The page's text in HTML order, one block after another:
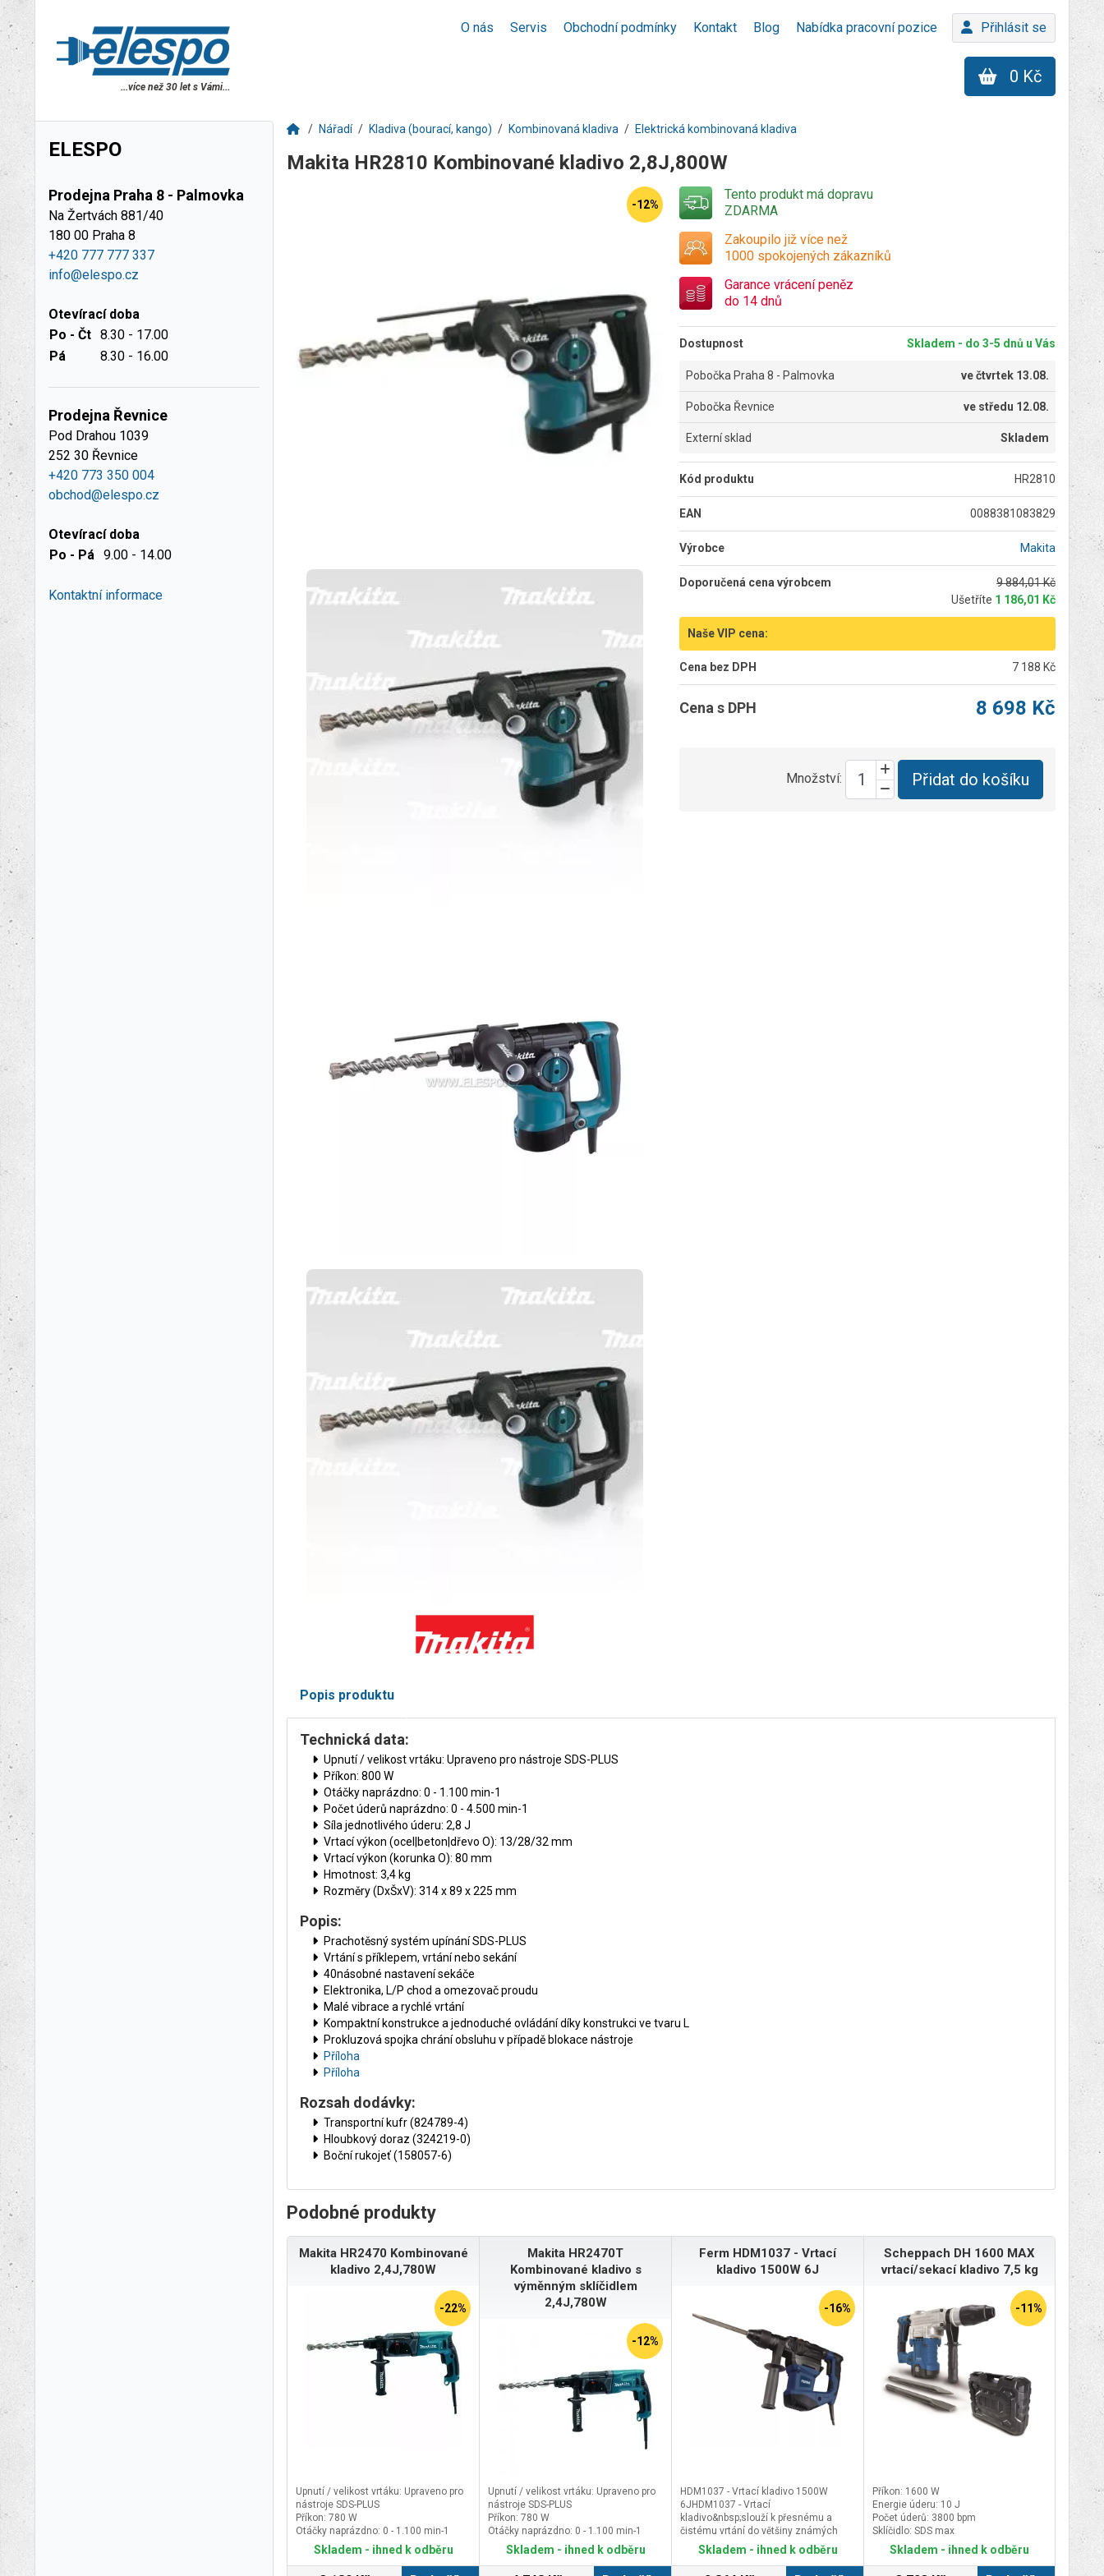
O nás Servis Obchodní podmínky Kontakt Blog Nabídka pracovní pozice Přihlásit se
...více než 30 let s Vámi...
0 Kč
ELESPO
Prodejna Praha 8 - Palmovka
Na Žertvách 881/40
180 00 Praha 8
+420 777 777 337
info@elespo.cz
Otevírací doba
Po - Čt 8.30 - 17.00
Pá
8.30 - 16.00
Prodejna Řevnice
Pod Drahou 1039
252 30 Řevnice
+420 773 350 004
obchod@elespo.cz
Otevírací doba
Po - Pá 9.00 - 14.00
Kontaktní informace
Nářadí Kladiva (bourací, kango) Kombinovaná kladiva Elektrická kombinovaná kladiva
Makita HR2810 Kombinované kladivo 2,8J,800W
-12%
Tento produkt má dopravu
ZDARMA
Zakoupilo již více než
1000 spokojených zákazníků
Garance vrácení peněz
do 14 dnů
Dostupnost Skladem - do 3-5 dnů u Vás
Pobočka Praha 8 - Palmovka večtvrtek 13.08.
Pobočka Řevnice ve středu 12.08.
Externí sklad Skladem
Kód produktu HR2810
EAN 0088381083829
Výrobce Makita
Doporučená cena výrobcem
9 884,01 Kč
Ušetříte 1 186,01 Kč
Naše VIP cena:
Cena bez DPH 7 188 Kč
Cena s DPH 8 698 Kč
Množství: Přidat do košíku
Popis produktu
Technická data:
Upnutí / velikost vrtáku: Upraveno pro nástroje SDS-PLUS
Příkon: 800 W
Otáčky naprázdno: 0 - 1.100 min-1
Počet úderů naprázdno: 0 - 4.500 min-1
Síla jednotlivého úderu: 2,8 J
Vrtací výkon (ocel|beton|dřevo O): 13/28/32 mm
Vrtací výkon (korunka O): 80 mm
Hmotnost: 3,4 kg
Rozměry (DxŠxV): 314 x 89 x 225 mm
Popis:
Prachotěsný systém upínání SDS-PLUS
Vrtání s příklepem, vrtání nebo sekání
40násobné nastavení sekáče
Elektronika, L/P chod a omezovač proudu
Malé vibrace a rychlé vrtání
Kompaktní konstrukce a jednoduché ovládání díky konstrukci ve tvaru L
Prokluzová spojka chrání obsluhu v případě blokace nástroje
Příloha
Příloha
Rozsah dodávky:
Transportní kufr (824789-4)
Hloubkový doraz (324219-0)
Boční rukojeť (158057-6)
Podobné produkty
Makita HR2470 Kombinované
kladivo 2,4J,780W
-22%
Upnutí / velikost vrtáku: Upraveno pro
nástroje SDS-PLUS
Příkon: 780 W
Otáčky naprázdno: 0 - 1.100 min-1
Počet úderů naprázdno: 0 - 4.500 min-
Skladem - ihned k odběru
Makita HR2470T
Kombinované kladivo s
výměnným sklíčidlem
2,4J,780W
-12%
Upnutí / velikost vrtáku: Upraveno pro
nástroje SDS-PLUS
Příkon: 780 W
Otáčky naprázdno: 0 - 1.100 min-1
Počet úderů naprázdno: 0 - 4.500 min-
Skladem - ihned k odběru
Ferm HDM1037 - Vrtací
kladivo 1500W 6J
-16%
HDM1037 - Vrtací kladivo 1500W
6JHDM1037 - Vrtací
kladivo&nbsp;slouží k přesnému a
čistému vrtání do většiny známých
stavebních materiálů, dřeva, kovu a
plastu. S kladivem lze nejen sekat,
vysekávat ale i dlabat, otloukat omítky
Skladem - ihned k odběru
Scheppach DH 1600 MAX
vrtací/sekací kladivo 7,5 kg
-11%
Příkon: 1600 W
Energie úderu: 10 J
Počet úderů: 3800 bpm
Sklíčidlo: SDS max
Skladem - ihned k odběru